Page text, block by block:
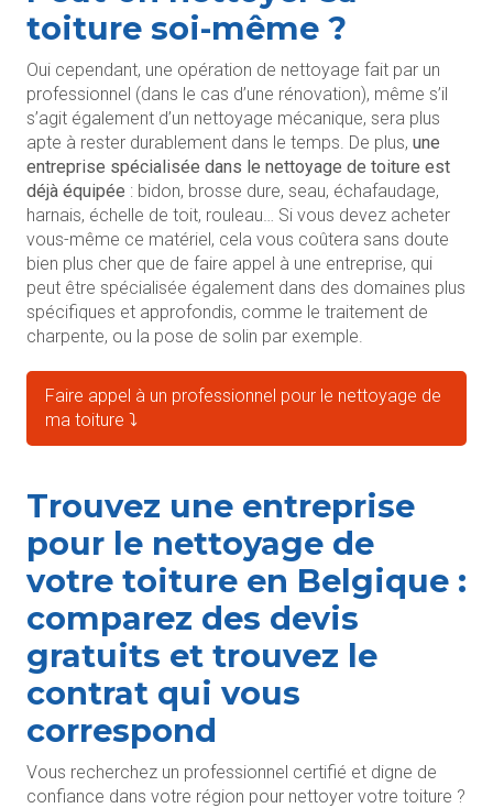
toiture soi-même ?
Oui cependant, une opération de nettoyage fait par un
professionnel (dans le cas d’une rénovation), même s’il
s’agit également d’un nettoyage mécanique, sera plus
apte à rester durablement dans le temps. De plus, une
entreprise spécialisée dans le nettoyage de toiture est
déjà équipée : bidon, brosse dure, seau, échafaudage,
harnais, échelle de toit, rouleau… Si vous devez acheter
vous-même ce matériel, cela vous coûtera sans doute
bien plus cher que de faire appel à une entreprise, qui
peut être spécialisée également dans des domaines plus
spécifiques et approfondis, comme le traitement de
charpente, ou la pose de solin par exemple.
Faire appel à un professionnel pour le nettoyage de
ma toiture ⤵️
Trouvez une entreprise
pour le nettoyage de
votre toiture en Belgique :
comparez des devis
gratuits et trouvez le
contrat qui vous
correspond
Vous recherchez un professionnel certifié et digne de
confiance dans votre région pour nettoyer votre toiture ?